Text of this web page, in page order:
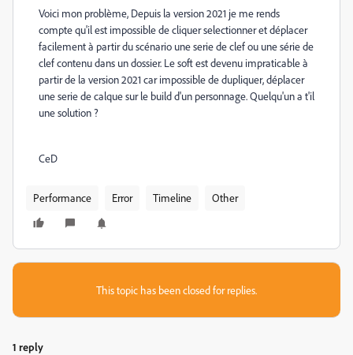
Voici mon problème, Depuis la version 2021 je me rends
compte qu'il est impossible de cliquer selectionner et déplacer
facilement à partir du scénario une serie de clef ou une série de
clef contenu dans un dossier. Le soft est devenu impraticableà
partir de la version 2021 car impossible de dupliquer, déplacer
une serie de calque sur le build d'un personnage. Quelqu'un a t'il
une solution ?
CeD
Performance Error Timeline Other
This topic has been closed for replies.
1 reply